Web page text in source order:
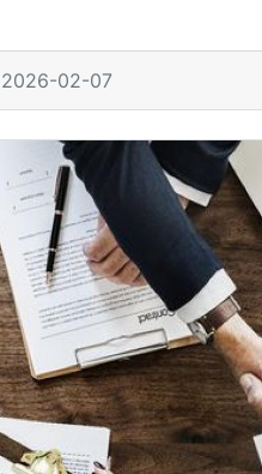
2026-02-07